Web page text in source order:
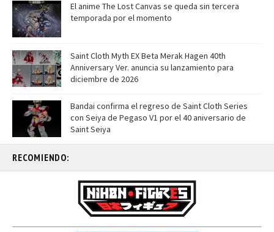
El anime The Lost Canvas se queda sin tercera
temporada por el momento
Saint Cloth Myth EX Beta Merak Hagen 40th
Anniversary Ver. anuncia su lanzamiento para
diciembre de 2026
Bandai confirma el regreso de Saint Cloth Series
con Seiya de Pegaso V1 por el 40 aniversario de
Saint Seiya
RECOMIENDO: